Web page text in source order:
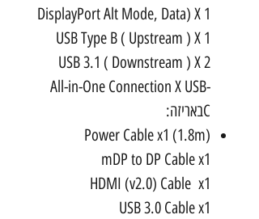
DisplayPort Alt Mode, Data) X 1
USB Type B ( Upstream ) X 1
USB 3.1 ( Downstream ) X 2
All-in-One Connection X USB-
Cבאריזה:
Power Cable x1 (1.8m)
mDP to DP Cable x1
HDMI (v2.0) Cable x1
USB 3.0 Cable x1